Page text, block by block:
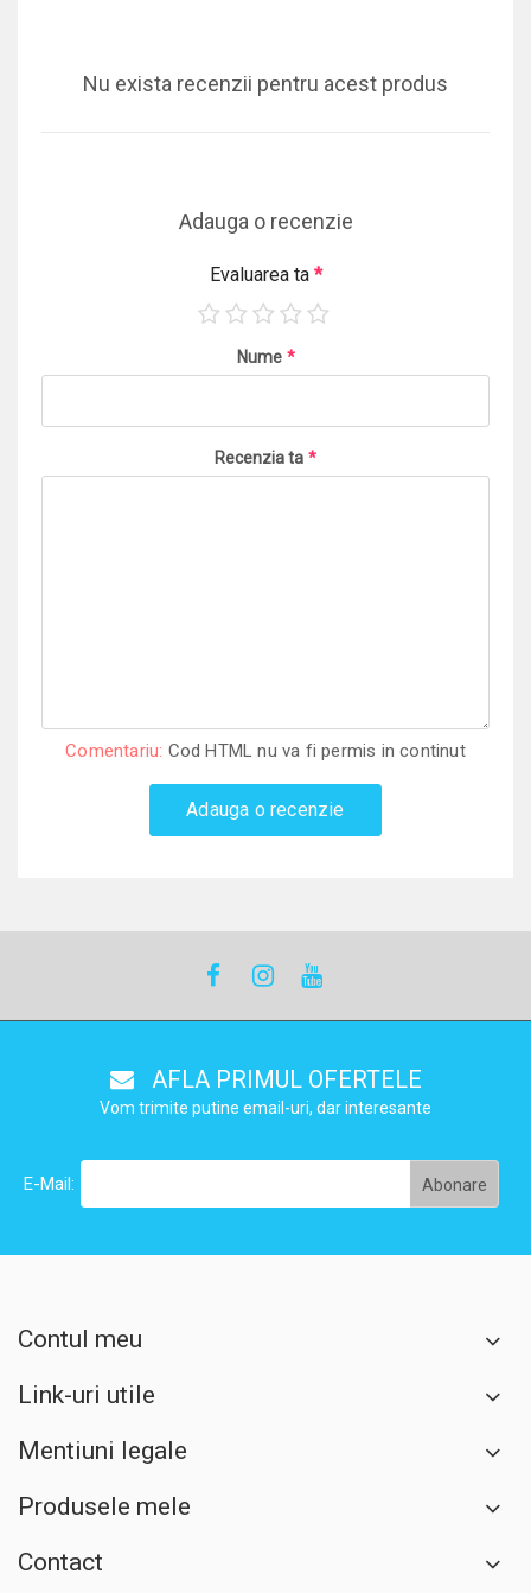
Nu exista recenzii pentru acest produs
Adauga o recenzie
Evaluarea ta *
Nume *
Recenzia ta *
Comentariu: Cod HTML nu va fi permis in continut
Adauga o recenzie
AFLA PRIMUL OFERTELE
Vom trimite putine email-uri, dar interesante
E-Mail:
Contul meu
Link-uri utile
Mentiuni legale
Produsele mele
Contact